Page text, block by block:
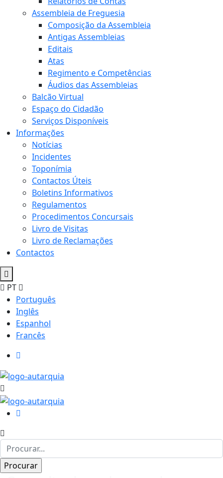
Assembleia de Freguesia
Composição da Assembleia
Antigas Assembleias
Editais
Atas
Regimento e Competências
Áudios das Assembleias
Balcão Virtual
Espaço do Cidadão
Serviços Disponíveis
Informações
Notícias
Incidentes
Toponímia
Contactos Úteis
Boletins Informativos
Regulamentos
Procedimentos Concursais
Livro de Visitas
Livro de Reclamações
Contactos
PT
Português
Inglês
Espanhol
Francês